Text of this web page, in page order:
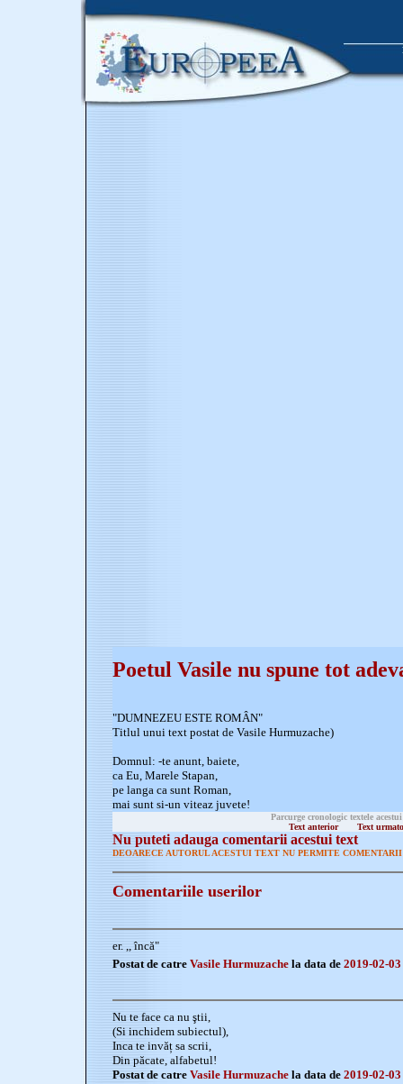
Poetul Vasile nu spune tot
"DUMNEZEU ESTE ROMÂN"
Titlul unui text postat de Vasile Hurmuzache)
Domnul: -te anunt, baiete,
ca Eu, Marele Stapan,
pe langa ca sunt Roman,
mai sunt si-un viteaz juvete!
Parcurge cronologic textele
Text anterior
Text
Nu puteti adauga comentarii acestui text
DEOARECE AUTORUL ACESTUI TEXT NU PERMITE
Comentariile userilor
er. ,, încă"
Postat de catre Vasile Hurmuzache la data de 2019-02-
Nu te face ca nu ştii,
(Si inchidem subiectul),
Inca te invăț sa scrii,
Din păcate, alfabetul!
Postat de catre Vasile Hurmuzache la data de 2019-02-